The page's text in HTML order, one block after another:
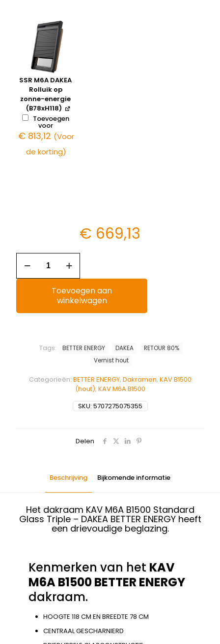
SSR M6A DAKEA
Rolluik op
zonne-energie
(B78xH118)
Toevoegen
voor
€813,12 (Voor
de korting)
€ 669,13
Toevoegen aan
winkelwagen
SKU: 5707275075355
Categorieën: BETTER ENERGY, Dakramen, KAV B1500
(hout), KAV M6A B1500
Tags: BETTER ENERGY DAKEA
RETOUR 80%
Vernist hout
Delen
Beschrijving Bijkomende informatie
Het dakraam KAV M6A B1500 Standard
Glass Triple – DAKEA BETTER ENERGY heeft
een drievoudige beglazing.
Kenmerken van het KAV
M6A B1500 BETTER ENERGY
dakraam.
HOOGTE 118 CM EN BREEDTE 78 CM
CENTRAAL GESCHARNIERD